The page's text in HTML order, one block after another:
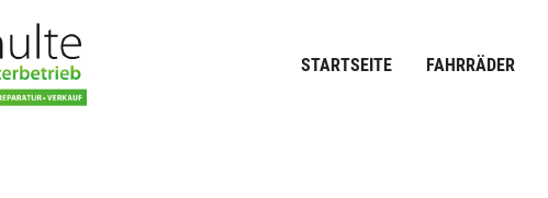
STARTSEITE FAHRRÄDER